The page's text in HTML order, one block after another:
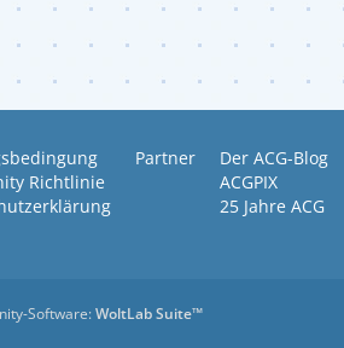
Richtlinie
Partner
Der ACG-Blog
ACGPIX
25 Jahre ACG
Software:WoltLab Suite™